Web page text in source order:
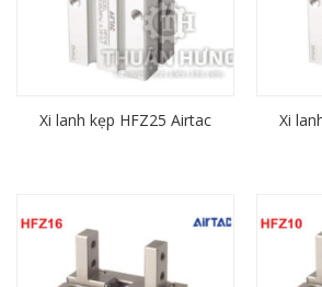
Xi lanh kẹp HFZ25 Airtac Xi